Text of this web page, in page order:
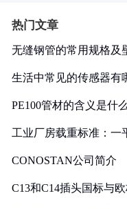
热门文章
无缝钢管的常用规格及
生活中常见的传感器有
PE100管材的含义是什么
工业厂房载重标准：一
CONOSTAN公司简介
C13和C14插头国标与